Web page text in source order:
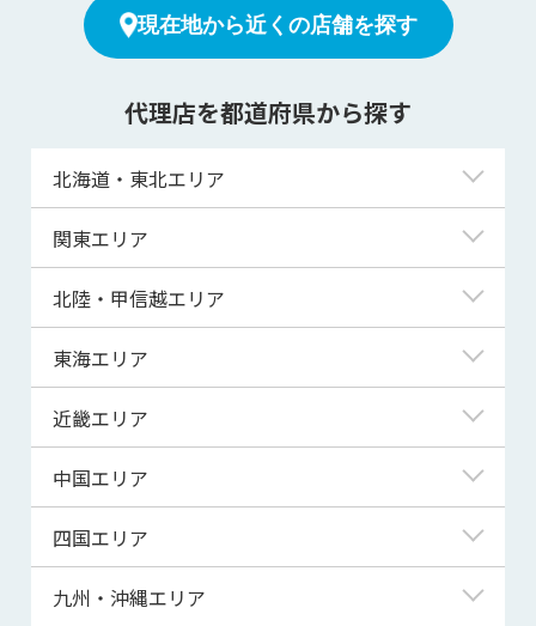
現在地から近くの店舗を探す
代理店を都道府県から探す
北海道・東北エリア
北海道
青森県
宮城県
秋田県
山形県
関東エリア
東京都
神奈川県
埼玉県
千葉県
茨城県
群馬県
北陸・甲信越エリア
新潟県
富山県
福井県
山梨県
東海エリア
岐阜県
静岡県
三重県
近畿エリア
滋賀県
京都府
大阪府
中国エリア
鳥取県
島根県
四国エリア
徳島県
九州・沖縄エリア